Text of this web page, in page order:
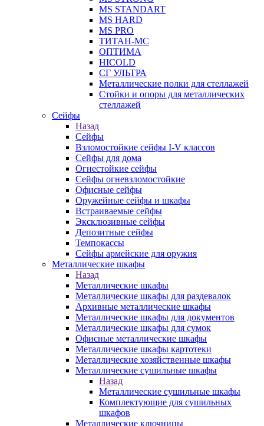
MS STANDART
MS HARD
MS PRO
ТИТАН-МС
ОПТИМА
HICOLD
СГ УЛЬТРА
Металлические полки для стеллажей
Стойки и опоры для металлических
стеллажей
Сейфы
Назад
Сейфы
Взломостойкие сейфы I-V классов
Сейфы для дома
Огнестойкие сейфы
Сейфы огневзломостойкие
Офисные сейфы
Оружейные сейфы и шкафы
Встраиваемые сейфы
Эксклюзивные сейфы
Депозитные сейфы
Темпокассы
Сейфы армейские для оружия
Металлические шкафы
Назад
Металлические шкафы
Металлические шкафы для раздевалок
Архивные металлические шкафы
Металлические шкафы для документов
Металлические шкафы для сумок
Офисные металлические шкафы
Металлические шкафы картотеки
Металлические хозяйственные шкафы
Металлические сушильные шкафы
Назад
Металлические сушильные шкафы
Комплектующие для сушильных
шкафов
Металлические ключницы